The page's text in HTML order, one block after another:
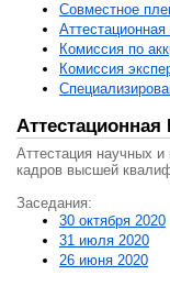
Совместное
Комиссия по
Комиссия
Аттестационная
Аттестация научных и
кадров высшей
Заседания:
30 октября 2020
31 июля 2020
26 июня 2020